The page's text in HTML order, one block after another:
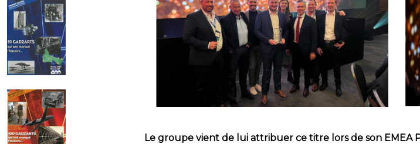
Le groupe vient de lui attribuer ce titre lors de son